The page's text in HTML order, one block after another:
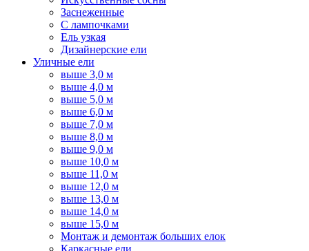
Заснеженные
С лампочками
Ель узкая
Дизайнерские ели
Уличные ели
выше 3,0 м
выше 4,0 м
выше 5,0 м
выше 6,0 м
выше 7,0 м
выше 8,0 м
выше 9,0 м
выше 10,0 м
выше 11,0 м
выше 12,0 м
выше 13,0 м
выше 14,0 м
выше 15,0 м
Монтаж и демонтаж больших елок
Каркасные ели